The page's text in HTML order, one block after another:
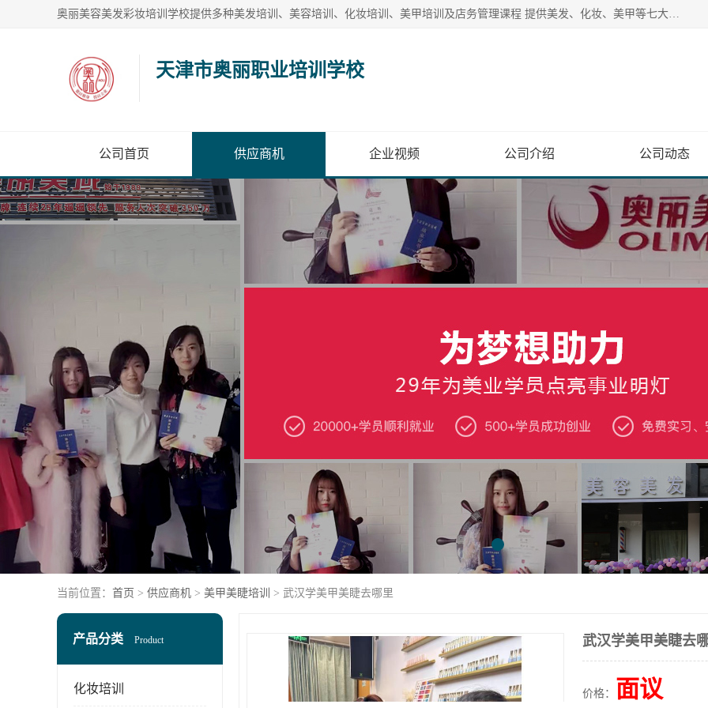
奥丽美容美发彩妆培训学校提供多种美发培训、美容培训、化妆培训、美甲培训及店务管理课程 提供美发、化妆、美甲等七大美业课程
天津市奥丽职业培训学校
公司首页 供应商机 企业视频 公司介绍 公司动态
当前位置： 首页 > 供应商机 > 美甲美睫培训 > 武汉学美甲美睫去哪里
产品分类 Product
化妆培训
武汉学美甲美睫去
价格： 面议